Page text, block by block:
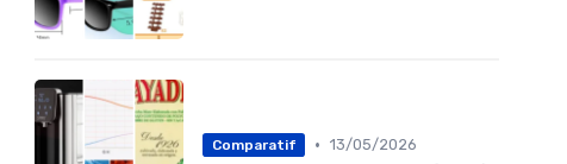
Comparatif • 13/05/2026